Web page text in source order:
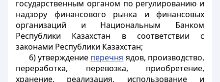
государственным органом по регулированию и
надзору финансового рынка и финансовых
организаций и Национальным Банком
Республики Казахстан в соответствии с
законами Республики Казахстан;
6) утверждение перечня ядов, производство,
переработка, перевозка, приобретение,
хранение, реализация, использование и